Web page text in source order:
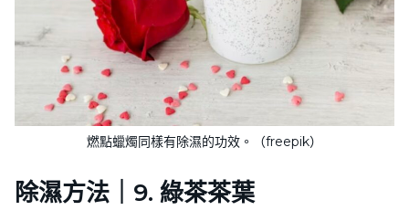
燃點蠟燭同樣有除濕的功效。（freepik）
除濕方法｜9. 綠茶茶葉